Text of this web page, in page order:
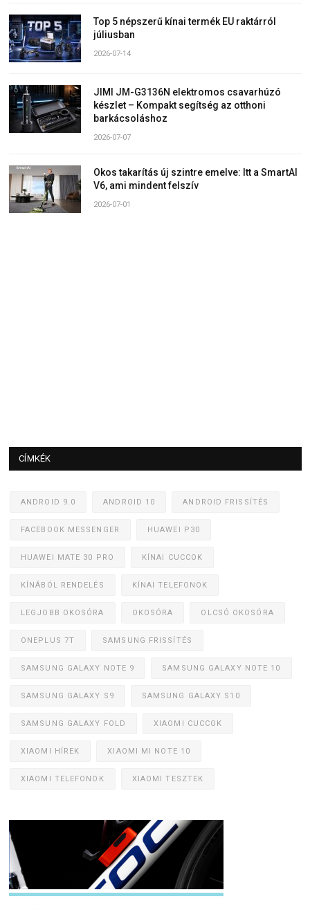
Top 5 népszerű kínai termék EU raktárról
júliusban
2026-07-14
JIMI JM-G3136N elektromos csavarhúzó
készlet – Kompakt segítség az otthoni
barkácsoláshoz
2026-07-07
Okos takarítás új szintre emelve: Itt a SmartAI
V6, ami mindent felszív
2026-07-01
CÍMKÉK
ANDROID 9.0 ANDROID 10 ANDROID FRISSÍTÉS
FACEBOOK MESSENGER HUAWEI P30
HUAWEI MATE 30 PRO KÍNAI CUCCOK
KÍNÁBÓL RENDELÉS KÍNAI TELEFONOK
LEGJOBB OKOSÓRA OKOSÓRA OLCSÓ OKOSÓRA
ONEPLUS 7T SAMSUNG FRISSÍTÉS
SAMSUNG GALAXY NOTE 9 SAMSUNG GALAXY NOTE 10
SAMSUNG GALAXY S9 SAMSUNG GALAXY S10
SAMSUNG GALAXY FOLD XIAOMI CUCCOK
XIAOMI HÍREK XIAOMI MI NOTE 10
XIAOMI TELEFONOK XIAOMI TESZTEK